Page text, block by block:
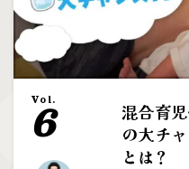
混合育
の大チ
とは？
Vol.
6